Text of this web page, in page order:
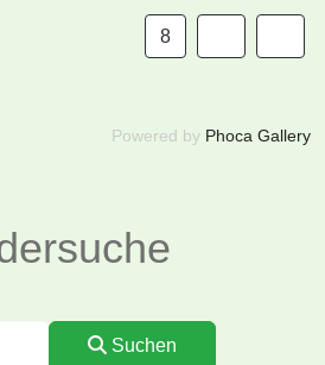
8
Powered by Phoca Gallery
Suchen
Suchen